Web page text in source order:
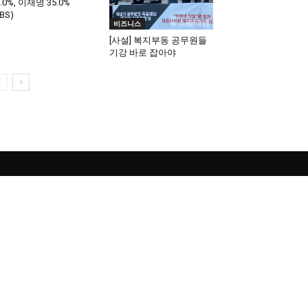
이재명 35.0%
비즈니스
[사설] 복지부동 공무원들
기강 바로 잡아야